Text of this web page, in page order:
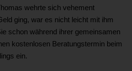
wehrte sich vehement
ging, war es nicht leicht mit ihm
schon während ihrer gemeinsamen
kostenlosen Beratungstermin beim
ein.